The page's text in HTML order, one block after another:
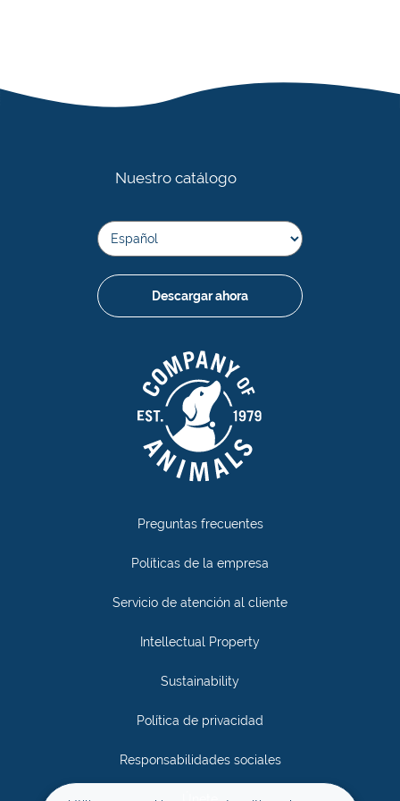
Preguntas frecuentes
Políticas de la empresa
Servicio de atención al cliente
Intellectual Property
Sustainability
Política de privacidad
Responsabilidades sociales
Nuestro catálogo
Descargar ahora